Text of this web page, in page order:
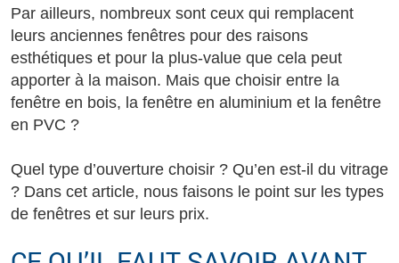
Par ailleurs, nombreux sont ceux qui remplacent
leurs anciennes fenêtres pour des raisons
esthétiques et pour la plus-value que cela peut
apporter à la maison. Mais que choisir entre la
fenêtre en bois, la fenêtre en aluminium et la fenêtre
en PVC ?
Quel type d’ouverture choisir ? Qu’en est-il du vitrage
? Dans cet article, nous faisons le point sur les types
de fenêtres et sur leurs prix.